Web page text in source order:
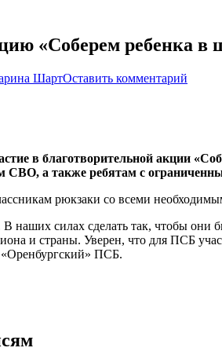
«Соберем ребенка в
ШартОставить комментарий
в благотворительной акции
СВО, а также ребятам с
рюкзаки со всеми
силах сделать так, чтобы они
и страны. Уверен, что для ПСБ
«Оренбургский» ПСБ.